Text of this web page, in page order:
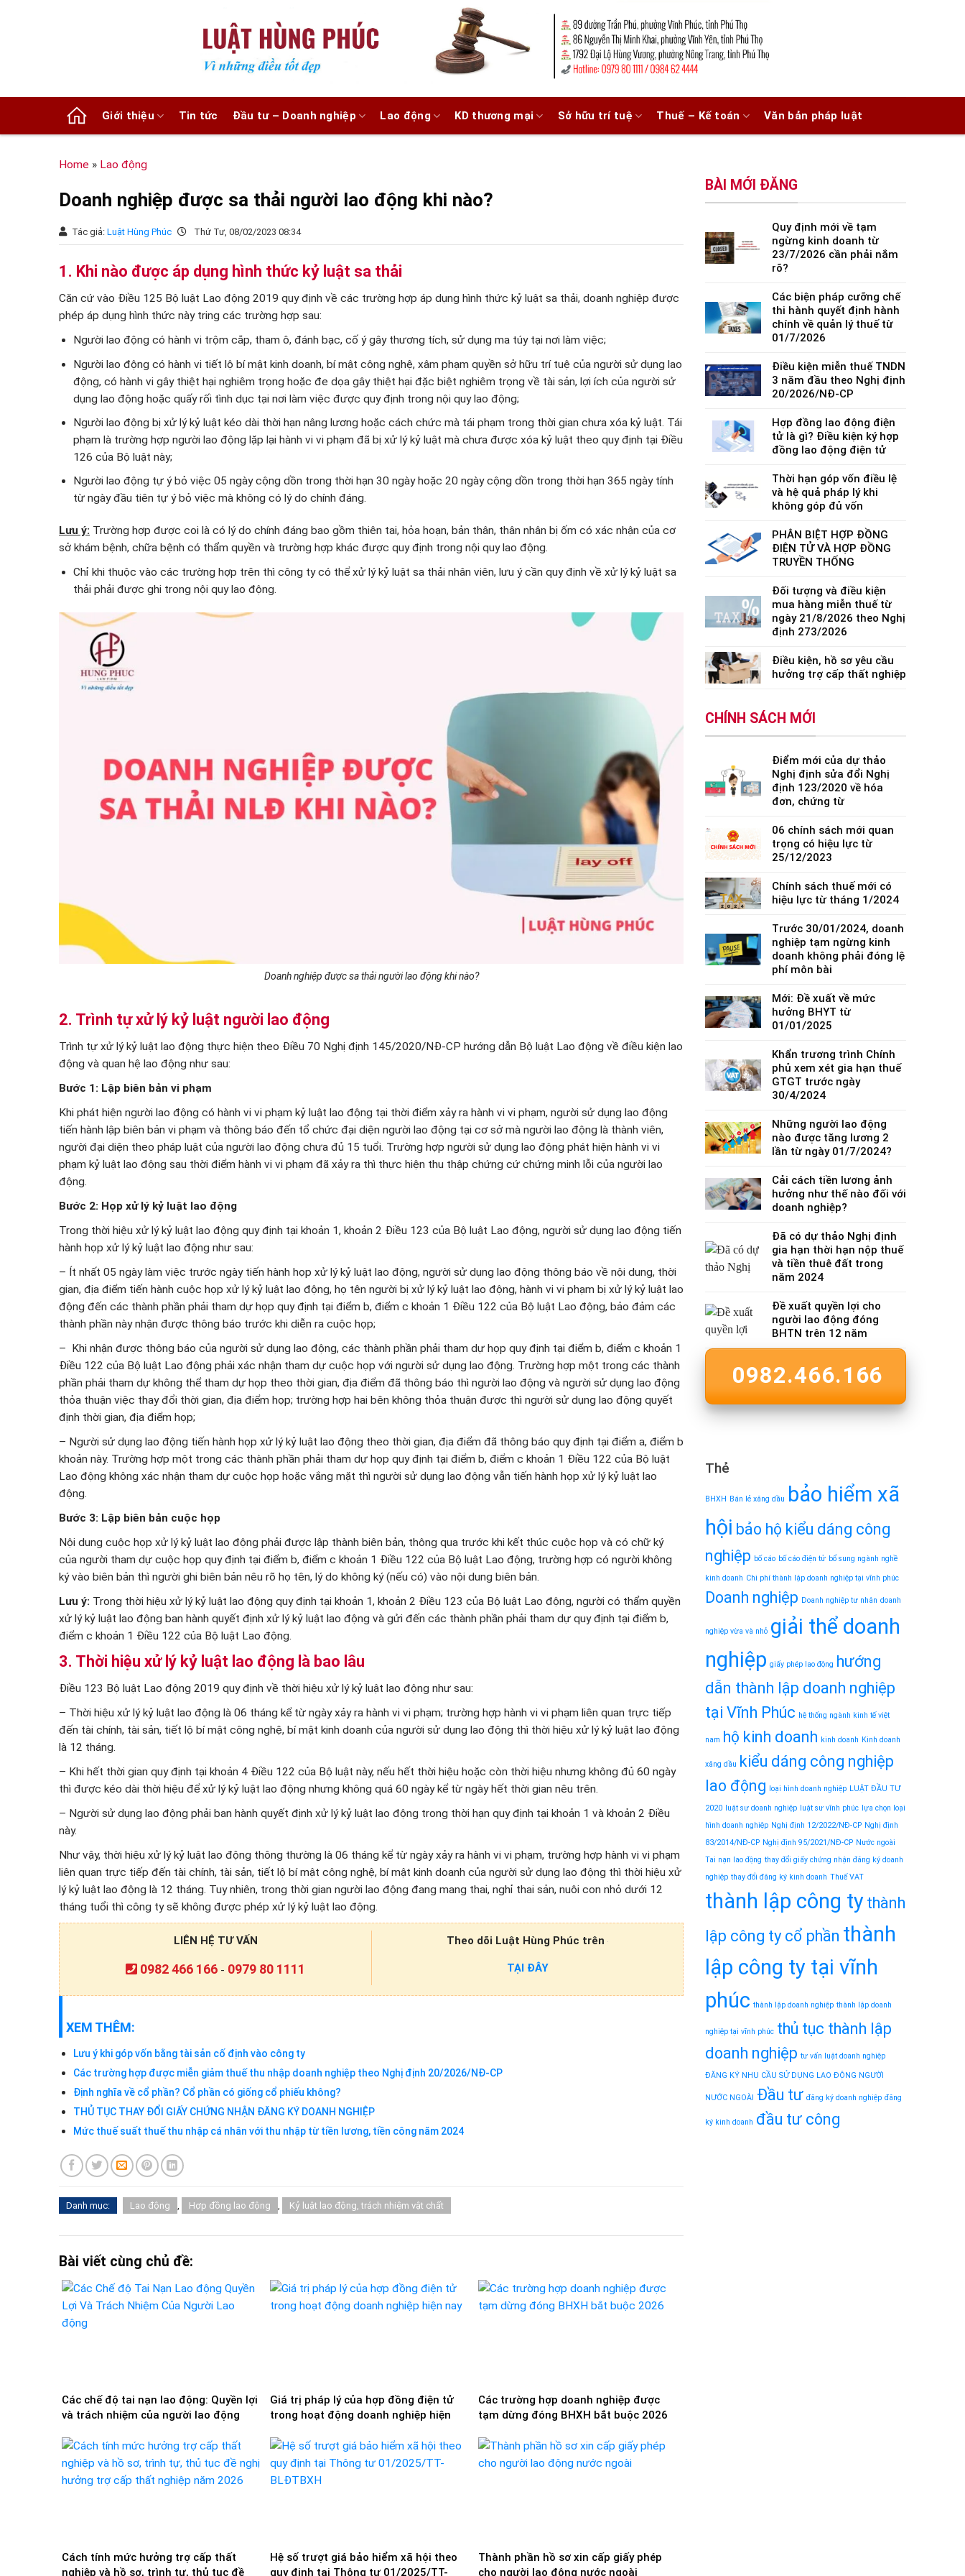
Giới thiệu Tin tức Đầu tư – Doanh nghiệp Lao động KD thương mại Sở hữu trí tuệ Thuế – Kế toán Văn bản pháp luật
Home » Lao động
Doanh nghiệp được sa thải người lao động khi nào?
Tác giả: Luật Hùng Phúc Thứ Tư, 08/02/2023 08:34
1. Khi nào được áp dụng hình thức kỷ luật sa thải
Căn cứ vào Điều 125 Bộ luật Lao động 2019 quy định về các trường hợp áp dụng hình thức kỷ luật sa thải, doanh nghiệp được
phép áp dụng hình thức này tring các trường hợp sau:
Người lao động có hành vi trộm cắp, tham ô, đánh bạc, cố ý gây thương tích, sử dụng ma túy tại nơi làm việc;
Người lao động có hành vi tiết lộ bí mật kinh doanh, bí mật công nghệ, xâm phạm quyền sở hữu trí tuệ của người sử dụng lao
động, có hành vi gây thiệt hại nghiêm trọng hoặc đe dọa gây thiệt hại đặc biệt nghiêm trọng về tài sản, lợi ích của người sử
dụng lao động hoặc quấy rối tình dục tại nơi làm việc được quy định trong nội quy lao động;
Người lao động bị xử lý kỷ luật kéo dài thời hạn nâng lương hoặc cách chức mà tái phạm trong thời gian chưa xóa kỷ luật. Tái
phạm là trường hợp người lao động lặp lại hành vi vi phạm đã bị xử lý kỷ luật mà chưa được xóa kỷ luật theo quy định tại Điều
126 của Bộ luật này;
Người lao động tự ý bỏ việc 05 ngày cộng dồn trong thời hạn 30 ngày hoặc 20 ngày cộng dồn trong thời hạn 365 ngày tính
từ ngày đầu tiên tự ý bỏ việc mà không có lý do chính đáng.
Lưu ý: Trường hợp được coi là có lý do chính đáng bao gồm thiên tai, hỏa hoạn, bản thân, thân nhân bị ốm có xác nhận của cơ
sở khám bệnh, chữa bệnh có thẩm quyền và trường hợp khác được quy định trong nội quy lao động.
Chỉ khi thuộc vào các trường hợp trên thì công ty có thể xử lý kỷ luật sa thải nhân viên, lưu ý cần quy định về xử lý kỷ luật sa
thải phải được ghi trong nội quy lao động.
Doanh nghiệp được sa thải người lao động khi nào?
2. Trình tự xử lý kỷ luật người lao động
Trình tự xử lý kỷ luật lao động thực hiện theo Điều 70 Nghị định 145/2020/NĐ-CP hướng dẫn Bộ luật Lao động về điều kiện lao
động và quan hệ lao động như sau:
Bước 1: Lập biên bản vi phạm
Khi phát hiện người lao động có hành vi vi phạm kỷ luật lao động tại thời điểm xảy ra hành vi vi phạm, người sử dụng lao động
tiến hành lập biên bản vi phạm và thông báo đến tổ chức đại diện người lao động tại cơ sở mà người lao động là thành viên,
người đại diện theo pháp luật của người lao động chưa đủ 15 tuổi. Trường hợp người sử dụng lao động phát hiện hành vi vi
phạm kỷ luật lao động sau thời điểm hành vi vi phạm đã xảy ra thì thực hiện thu thập chứng cứ chứng minh lỗi của người lao
động.
Bước 2: Họp xử lý kỷ luật lao động
Trong thời hiệu xử lý kỷ luật lao động quy định tại khoản 1, khoản 2 Điều 123 của Bộ luật Lao động, người sử dụng lao động tiến
hành họp xử lý kỷ luật lao động như sau:
– Ít nhất 05 ngày làm việc trước ngày tiến hành họp xử lý kỷ luật lao động, người sử dụng lao động thông báo về nội dung, thời
gian, địa điểm tiến hành cuộc họp xử lý kỷ luật lao động, họ tên người bị xử lý kỷ luật lao động, hành vi vi phạm bị xử lý kỷ luật lao
động đến các thành phần phải tham dự họp quy định tại điểm b, điểm c khoản 1 Điều 122 của Bộ luật Lao động, bảo đảm các
thành phần này nhận được thông báo trước khi diễn ra cuộc họp;
– Khi nhận được thông báo của người sử dụng lao động, các thành phần phải tham dự họp quy định tại điểm b, điểm c khoản 1
Điều 122 của Bộ luật Lao động phải xác nhận tham dự cuộc họp với người sử dụng lao động. Trường hợp một trong các thành
phần phải tham dự không thể tham dự họp theo thời gian, địa điểm đã thông báo thì người lao động và người sử dụng lao động
thỏa thuận việc thay đổi thời gian, địa điểm họp; trường hợp hai bên không thỏa thuận được thì người sử dụng lao động quyết
định thời gian, địa điểm họp;
– Người sử dụng lao động tiến hành họp xử lý kỷ luật lao động theo thời gian, địa điểm đã thông báo quy định tại điểm a, điểm b
khoản này. Trường hợp một trong các thành phần phải tham dự họp quy định tại điểm b, điểm c khoản 1 Điều 122 của Bộ luật
Lao động không xác nhận tham dự cuộc họp hoặc vắng mặt thì người sử dụng lao động vẫn tiến hành họp xử lý kỷ luật lao
động.
Bước 3: Lập biên bản cuộc họp
Nội dung cuộc họp xử lý kỷ luật lao động phải được lập thành biên bản, thông qua trước khi kết thúc cuộc họp và có chữ ký
của người tham dự cuộc họp quy định tại điểm b, điểm c khoản 1 Điều 122 của Bộ luật Lao động, trường hợp có người không
ký vào biên bản thì người ghi biên bản nêu rõ họ tên, lý do không ký (nếu có) vào nội dung biên bản.
Lưu ý: Trong thời hiệu xử lý kỷ luật lao động quy định tại khoản 1, khoản 2 Điều 123 của Bộ luật Lao động, người có thẩm quyền
xử lý kỷ luật lao động ban hành quyết định xử lý kỷ luật lao động và gửi đến các thành phần phải tham dự quy định tại điểm b,
điểm c khoản 1 Điều 122 của Bộ luật Lao động.
3. Thời hiệu xử lý kỷ luật lao động là bao lâu
Điều 123 Bộ luật Lao động 2019 quy định về thời hiệu xử lý kỷ luật lao động như sau:
– Thời hiệu xử lý kỷ luật lao động là 06 tháng kể từ ngày xảy ra hành vi vi phạm; trường hợp hành vi vi phạm liên quan trực tiếp
đến tài chính, tài sản, tiết lộ bí mật công nghệ, bí mật kinh doanh của người sử dụng lao động thì thời hiệu xử lý kỷ luật lao động
là 12 tháng.
– Khi hết thời gian quy định tại khoản 4 Điều 122 của Bộ luật này, nếu hết thời hiệu hoặc còn thời hiệu nhưng không đủ 60 ngày
thì được kéo dài thời hiệu để xử lý kỷ luật lao động nhưng không quá 60 ngày kể từ ngày hết thời gian nêu trên.
– Người sử dụng lao động phải ban hành quyết định xử lý kỷ luật lao động trong thời hạn quy định tại khoản 1 và khoản 2 Điều
này.
Như vậy, thời hiệu xử lý kỷ luật lao động thông thường là 06 tháng kể từ ngày xảy ra hành vi vi phạm, trường hợp hành vi vi phạm
liên quan trực tiếp đến tài chính, tài sản, tiết lộ bí mật công nghệ, bí mật kinh doanh của người sử dụng lao động thì thời hiệu xử
lý kỷ luật lao động là 12 tháng. Tuy nhiên, trong thời gian người lao động đang mang thai, nghỉ thai sản, nuôi con nhỏ dưới 12
tháng tuổi thì công ty sẽ không được phép xử lý kỷ luật lao động.
LIÊN HỆ TƯ VẤN
0982 466 166 - 0979 80 1111
Theo dõi Luật Hùng Phúc trên
TẠI ĐÂY
XEM THÊM:
Lưu ý khi góp vốn bằng tài sản cố định vào công ty
Các trường hợp được miễn giảm thuế thu nhập doanh nghiệp theo Nghị định 20/2026/NĐ-CP
Định nghĩa về cổ phần? Cổ phần có giống cổ phiếu không?
THỦ TỤC THAY ĐỔI GIẤY CHỨNG NHẬN ĐĂNG KÝ DOANH NGHIỆP
Mức thuế suất thuế thu nhập cá nhân với thu nhập từ tiền lương, tiền công năm 2024
Danh mục: Lao động , Hợp đồng lao động , Kỷ luật lao động, trách nhiệm vật chất
Bài viết cùng chủ đề:
Các chế độ tai nạn lao động: Quyền lợi
và trách nhiệm của người lao động
Giá trị pháp lý của hợp đồng điện tử
trong hoạt động doanh nghiệp hiện
Các trường hợp doanh nghiệp được
tạm dừng đóng BHXH bắt buộc 2026
Cách tính mức hưởng trợ cấp thất
nghiệp và hồ sơ, trình tự, thủ tục đề
Hệ số trượt giá bảo hiểm xã hội theo
quy định tại Thông tư 01/2025/TT-
Thành phần hồ sơ xin cấp giấy phép
cho người lao động nước ngoài
BÀI MỚI ĐĂNG
Quy định mới về tạm
ngừng kinh doanh từ
23/7/2026 cần phải nắm
rõ?
Các biện pháp cưỡng chế
thi hành quyết định hành
chính về quản lý thuế từ
01/7/2026
Điều kiện miễn thuế TNDN
3 năm đầu theo Nghị định
20/2026/NĐ-CP
Hợp đồng lao động điện
tử là gì? Điều kiện ký hợp
đồng lao động điện tử
Thời hạn góp vốn điều lệ
và hệ quả pháp lý khi
không góp đủ vốn
PHÂN BIỆT HỢP ĐỒNG
ĐIỆN TỬ VÀ HỢP ĐỒNG
TRUYỀN THỐNG
Đối tượng và điều kiện
mua hàng miễn thuế từ
ngày 21/8/2026 theo Nghị
định 273/2026
Điều kiện, hồ sơ yêu cầu
hưởng trợ cấp thất nghiệp
CHÍNH SÁCH MỚI
Điểm mới của dự thảo
Nghị định sửa đổi Nghị
định 123/2020 về hóa
đơn, chứng từ
06 chính sách mới quan
trọng có hiệu lực từ
25/12/2023
Chính sách thuế mới có
hiệu lực từ tháng 1/2024
Trước 30/01/2024, doanh
nghiệp tạm ngừng kinh
doanh không phải đóng lệ
phí môn bài
Mới: Đề xuất về mức
hưởng BHYT từ
01/01/2025
Khẩn trương trình Chính
phủ xem xét gia hạn thuế
GTGT trước ngày
30/4/2024
Những người lao động
nào được tăng lương 2
lần từ ngày 01/7/2024?
Cải cách tiền lương ảnh
hưởng như thế nào đối với
doanh nghiệp?
Đã có dự thảo Nghị định
gia hạn thời hạn nộp thuế
và tiền thuê đất trong
năm 2024
Đề xuất quyền lợi cho
người lao động đóng
BHTN trên 12 năm
0982.466.166
Thẻ
BHXH Bán lẻ xăng dầu
bảo hiểm xã
hội bảo hộ kiểu dáng công
nghiệp bố cáo bố cáo điện tử bổ sung ngành nghề
kinh doanh Chi phí thành lập doanh nghiệp tại vĩnh phúc
Doanh nghiệp Doanh nghiệp tư nhân doanh
nghiệp vừa và nhỏ giải thể doanh
nghiệp giấy phép lao động
hướng
dẫn thành lập doanh nghiệp
tại Vĩnh Phúc hệ thống ngành kinh tế việt
nam hộ kinh doanh kinh doanh Kinh doanh
xăng dầu
kiểu dáng công nghiệp
lao động
loại hình doanh nghiệp LUẬT ĐẦU TƯ
2020 luật sư doanh nghiệp luật sư vĩnh phúc
lựa chọn loại
hình doanh nghiệp Nghị định 12/2022/NĐ-CP Nghị định
83/2014/NĐ-CP Nghị định 95/2021/NĐ-CP Nước ngoài
Tai nạn lao động thay đổi giấy chứng nhận đăng ký doanh
nghiệp thay đổi đăng ký kinh doanh Thuế VAT
thành lập công ty thành
lập công ty cổ phần thành
lập công ty tại vĩnh
phúc thành lập doanh nghiệp thành lập doanh
nghiệp tại vĩnh phúc thủ tục thành lập
doanh nghiệp tư vấn luật doanh nghiệp
ĐĂNG KÝ NHU CẦU SỬ DỤNG LAO ĐỘNG NGƯỜI
NƯỚC NGOÀI Đầu tư đăng ký doanh nghiệp đăng
ký kinh doanh đầu tư công